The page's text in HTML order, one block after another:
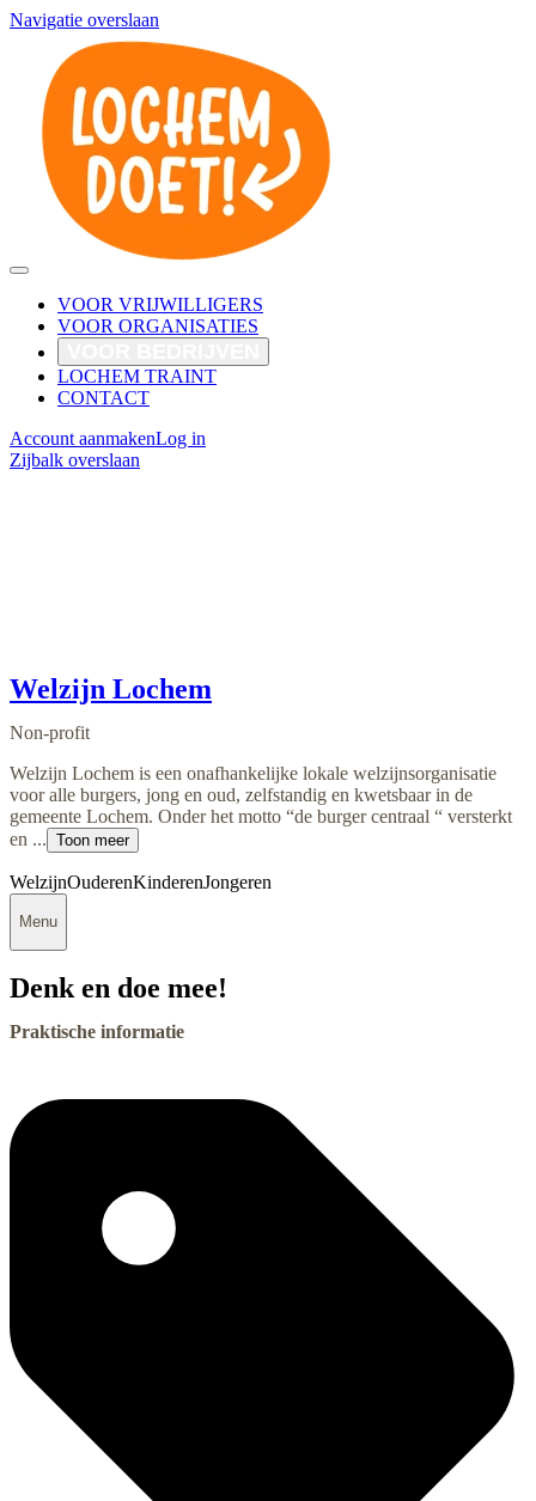
Navigatie overslaan
VOOR VRIJWILLIGERS
VOOR ORGANISATIES
LOCHEM TRAINT
CONTACT
Account aanmakenLog in
Zijbalk overslaan
Welzijn Lochem
Non-profit
Welzijn Lochem is een onafhankelijke lokale welzijnsorganisatie
voor alle burgers, jong en oud, zelfstandig en kwetsbaar in de
gemeente Lochem. Onder het motto “de burger centraal “ versterkt
en ... Toon meer
WelzijnOuderenKinderenJongeren
Menu
Denk en doe mee!
Praktische informatie